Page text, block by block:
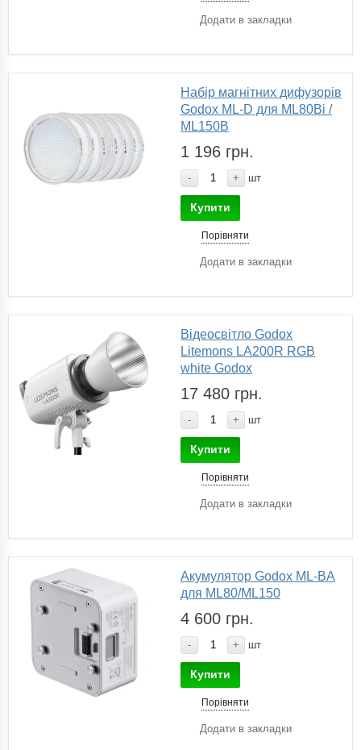
Додати в закладки
Набір магнітних дифузорів
Godox ML-D для ML80Bi /
ML150B
1 196 грн.
- + шт
Купити
Порівняти
Додати в закладки
Відеосвітло Godox
Litemons LA200R RGB
white Godox
17 480 грн.
- + шт
Купити
Порівняти
Додати в закладки
Акумулятор Godox ML-BA
для ML80/ML150
4 600 грн.
- + шт
Купити
Порівняти
Додати в закладки